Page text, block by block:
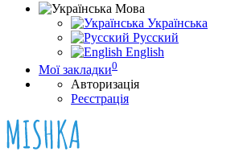
Мова
Українська
Русский
English
Мої закладки0
Авторизація
Реєстрація